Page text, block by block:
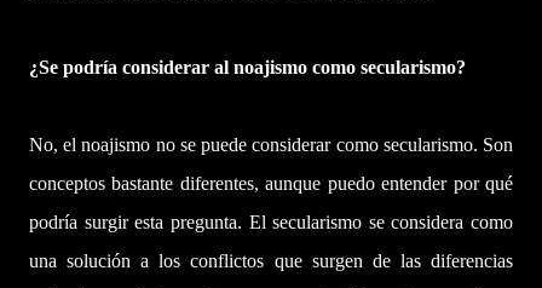
¿Se podría considerar al noajismo como secularismo?
No, el noajismo no se puede considerar como secularismo. Son
conceptos bastante diferentes, aunque puedo entender por qué
podría surgir esta pregunta. El secularismo se considera como
una solución a los conflictos que surgen de las diferencias